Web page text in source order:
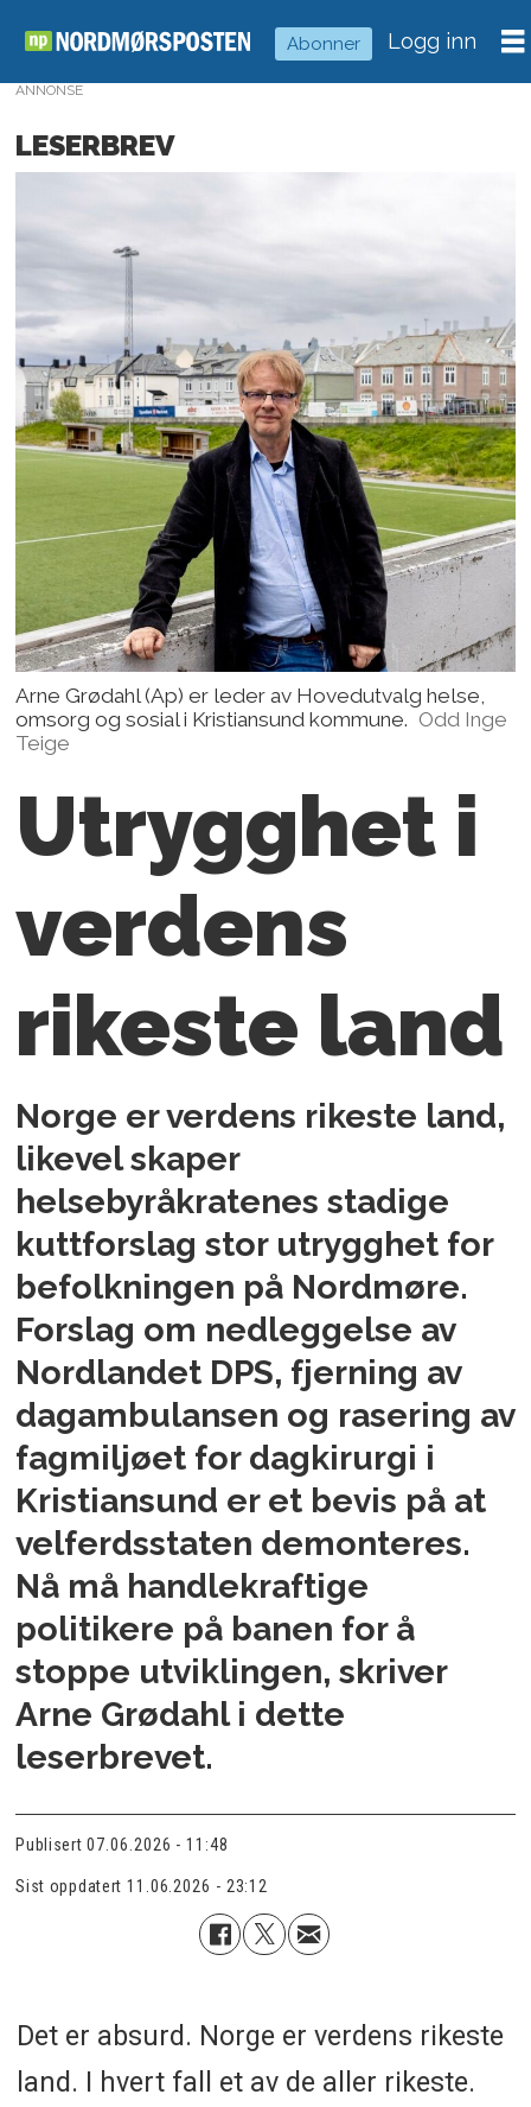
Abonner Logg inn
ANNONSE
LESERBREV
Arne Grødahl (Ap) er leder av Hovedutvalg helse,
omsorg og sosial i Kristiansund kommune. Odd Inge
Teige
Utrygghet i
verdens
rikeste land
Norge er verdens rikeste land,
likevel skaper
helsebyråkratenes stadige
kuttforslag stor utrygghet for
befolkningen på Nordmøre.
Forslag om nedleggelse av
Nordlandet DPS, fjerning av
dagambulansen og rasering av
fagmiljøet for dagkirurgi i
Kristiansund er et bevis på at
velferdsstaten demonteres.
Nå må handlekraftige
politikere på banen for å
stoppe utviklingen, skriver
Arne Grødahl i dette
leserbrevet.
Publisert 07.06.2026 - 11:48
Sist oppdatert 11.06.2026 - 23:12
Det er absurd. Norge er verdens rikeste
land. I hvert fall et av de aller rikeste.